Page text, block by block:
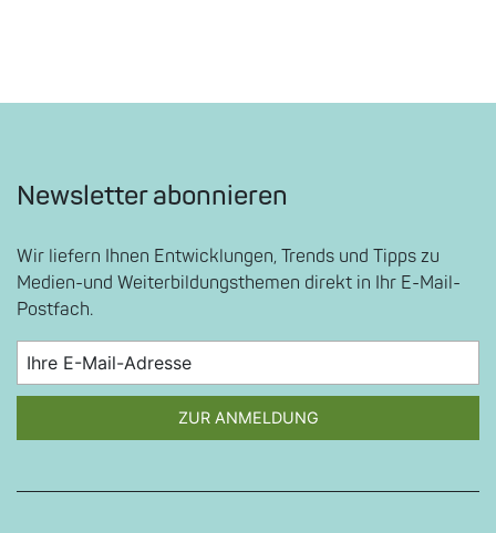
Newsletter abonnieren
Wir liefern Ihnen Entwicklungen, Trends und Tipps zu
Medien-und Weiterbildungsthemen direkt in Ihr E-Mail-
Postfach.
ZUR ANMELDUNG